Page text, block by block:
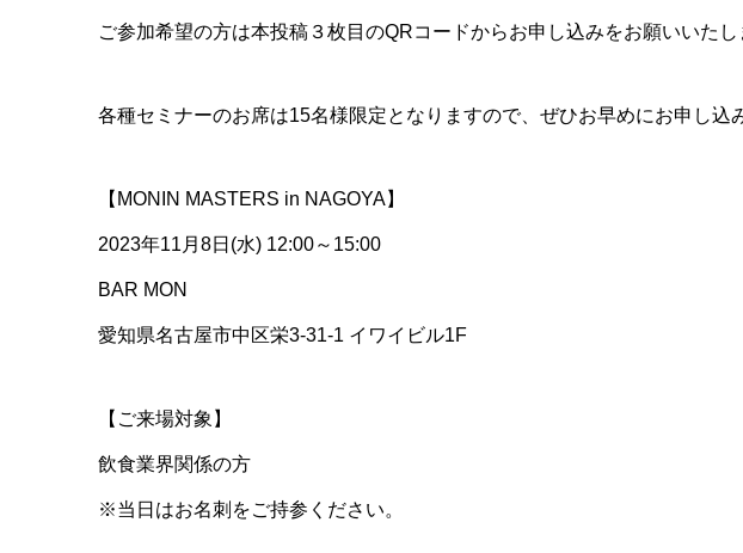
ご参加希望の方は本投稿３枚目のQRコードからお申し込みをお願いいたし
各種セミナーのお席は15名様限定となりますので、ぜひお早めにお申し込
【MONIN MASTERS in NAGOYA】
2023年11月8日(水) 12:00～15:00
BAR MON
愛知県名古屋市中区栄3-31-1 イワイビル1F
【ご来場対象】
飲食業界関係の方
※当日はお名刺をご持参ください。